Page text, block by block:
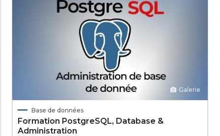
Galerie
Base de données
Formation PostgreSQL, Database &
Administration